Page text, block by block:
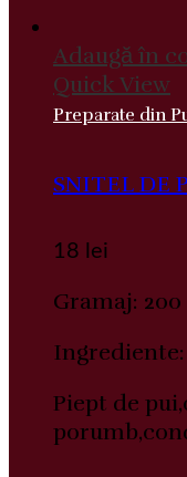
Adaugă în
Quick View
Preparate din
SNITEL DE
18 lei
Gramaj: 200
Ingrediente:
Piept de